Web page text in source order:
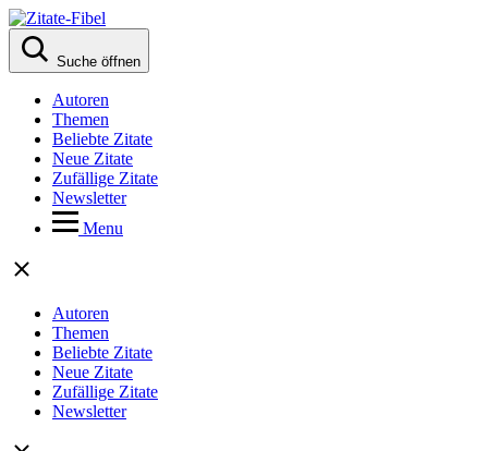
Suche öffnen
Autoren
Themen
Beliebte Zitate
Neue Zitate
Zufällige Zitate
Newsletter
Menu
Autoren
Themen
Beliebte Zitate
Neue Zitate
Zufällige Zitate
Newsletter